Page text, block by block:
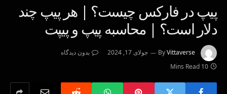
پیپ در فارکس چیست؟ | هر پیپ چند
دلار است؟ | محاسبه پیپ و پیپت
ByVittaverse جولای 17, 2024
بدون دیدگاه
10 Mins Read